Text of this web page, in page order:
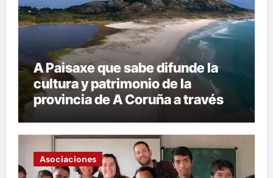
A Paisaxe que sabe difunde la
cultura y patrimonio de la
provincia de A Coruña a través
Asociaciones